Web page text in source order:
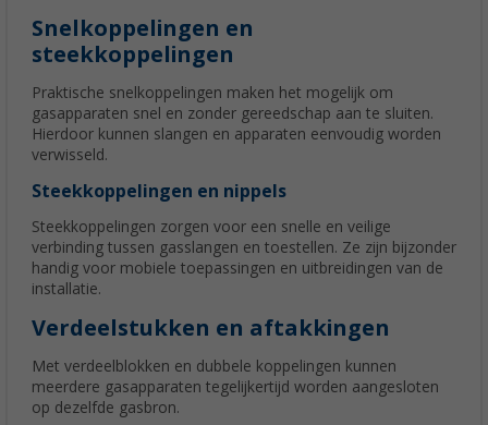
Snelkoppelingen en
steekkoppelingen
Praktische snelkoppelingen maken het mogelijk om
gasapparaten snel en zonder gereedschap aan te sluiten.
Hierdoor kunnen slangen en apparaten eenvoudig worden
verwisseld.
Steekkoppelingen en nippels
Steekkoppelingen zorgen voor een snelle en veilige
verbinding tussen gasslangen en toestellen. Ze zijn bijzonder
handig voor mobiele toepassingen en uitbreidingen van de
installatie.
Verdeelstukken en aftakkingen
Met verdeelblokken en dubbele koppelingen kunnen
meerdere gasapparaten tegelijkertijd worden aangesloten
op dezelfde gasbron.